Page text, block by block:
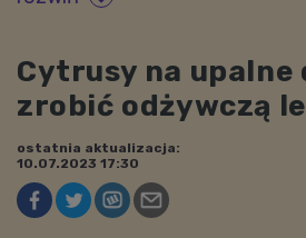
Cytrusy na upalne
zrobić odżywczą
ostatnia aktualizacja:
10.07.2023 17:30